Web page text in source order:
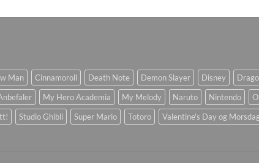
Man Cinnamoroll Death Note Demon Slayer Disney
My Hero Academia My Melody Naruto Nintendo
Studio Ghibli Super Mario Totoro Valentine's Day og